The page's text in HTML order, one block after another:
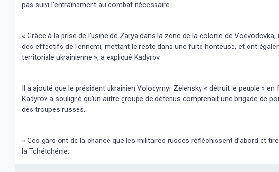
pas suivi l’entraînement au combat nécessaire.
« Grâce à la prise de l’usine de Zarya dans la zone de la colonie de
des effectifs de l’ennemi, mettant le reste dans une fuite honteuse, et ont
territoriale ukrainienne », a expliqué Kadyrov.
Il a ajouté que le président ukrainien Volodymyr Zelensky « détruit le peuple »
Kadyrov a souligné qu’un autre groupe de détenus comprenait une brigade de
des troupes russes.
« Ces gars ont de la chance que les militaires russes réfléchissent d’abord et
la Tchétchénie.